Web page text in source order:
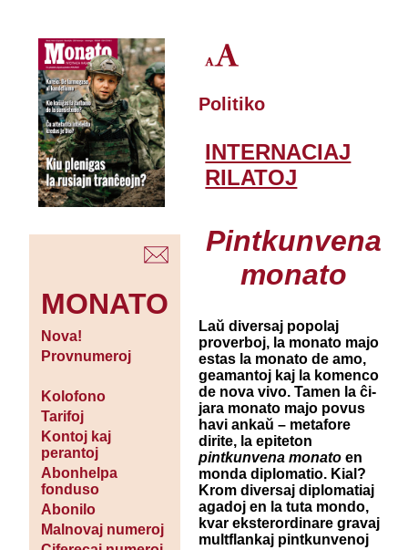
MONATO
Nova!
Provnumeroj
Kolofono
Tarifoj
Kontoj kaj
perantoj
Abonhelpa
fonduso
Abonilo
Malnovaj numeroj
Politiko
INTERNACIAJ
RILATOJ
Pintkunvena
monato
Laŭ diversaj popolaj
proverboj, la monato majo
estas la monato de amo,
geamantoj kaj la komenco
de nova vivo. Tamen la ĉi-
jara monato majo povus
havi ankaŭ – metafore
dirite, la epiteton
pintkunvena monato en
monda diplomatio. Kial?
Krom diversaj diplomatiaj
agadoj en la tuta mondo,
kvar eksterordinare gravaj
multflankaj pintkunvenoj